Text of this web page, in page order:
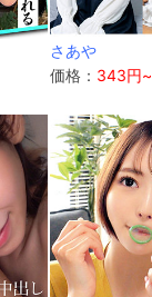
さあや
価格： 343円~